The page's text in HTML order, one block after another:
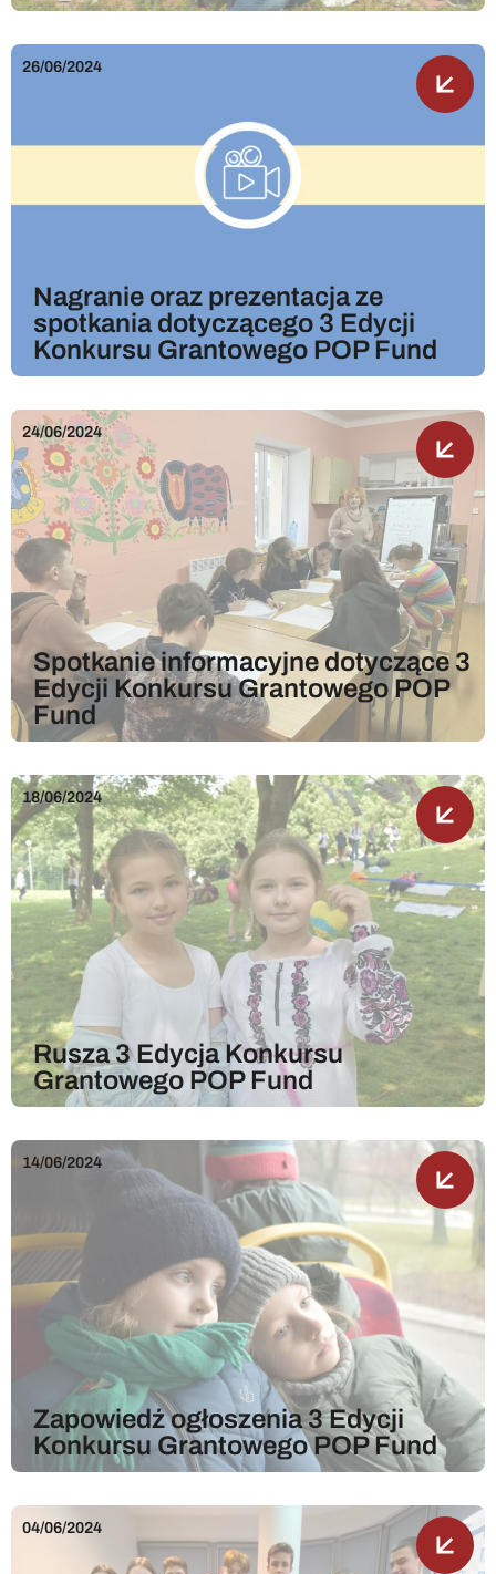
Nagranie oraz prezentacja ze
spotkania dotyczącego 3 Edycji
Konkursu Grantowego POP Fund
26/06/2024
Spotkanie informacyjne dotyczące 3
Edycji Konkursu Grantowego POP
Fund
24/06/2024
Rusza 3 Edycja Konkursu
Grantowego POP Fund
18/06/2024
Zapowiedź ogłoszenia 3 Edycji
Konkursu Grantowego POP Fund
14/06/2024
04/06/2024